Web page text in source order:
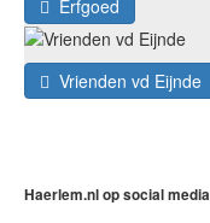
Erfgoed
Vrienden vd Eijnde
Haerlem.nl op social media